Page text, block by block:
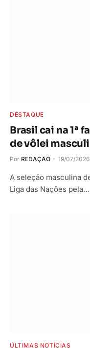
DESTAQUE
Brasil cai na 1ª
de vôlei
Por REDAÇÃO 19/07/2026
A seleção masculina
Liga das Nações pela…
ÚLTIMAS NOTÍCIAS